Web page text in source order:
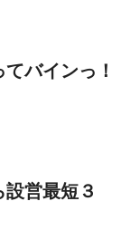
バインっ！
営最短３